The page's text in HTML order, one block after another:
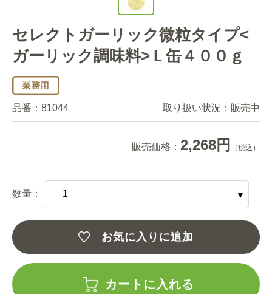
セレクトガーリック微粒タイプ<
ガーリック調味料>Ｌ缶４００ｇ
品番： 81044 取り扱い状況： 販売中
販売価格： 2,268円 （税込）
数量：
お気に入りに追加
カートに入れる